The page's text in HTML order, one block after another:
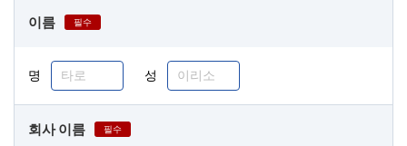
이름 필수
명 성
회사 이름 필수